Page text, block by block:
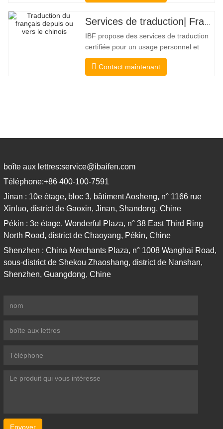
collèges, aux tribunaux et à plusieurs
gouvernements municipaux, étatiques et
fédéraux, ce type de
IBF propose des services de traduction
certifiée pour un usage personnel et
officiel par les universités, les tribunaux
et de nombreux gouvernements locaux.
Contact maintenant
boîte aux lettres:service@ibaifen.com
Téléphone:+86 400-100-7591
Jinan : 10e étage, bloc 3, bâtiment Aosheng, n° 1166 rue
Xinluo, district de Gaoxin, Jinan, Shandong, Chine
Pékin : 3e étage, Wonderful Plaza, n° 38 East Third Ring
North Road, district de Chaoyang, Pékin, Chine
Shenzhen : China Merchants Plaza, n° 1008 Wanghai Road,
sous-district de Shekou Zhaoshang, district de Nanshan,
Shenzhen, Guangdong, Chine
Envoyer